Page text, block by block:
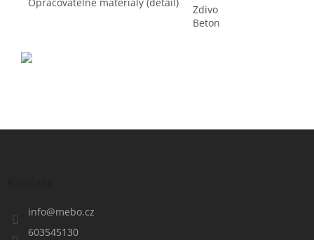
Zdivo
Beton
info@mebo.cz
603545130